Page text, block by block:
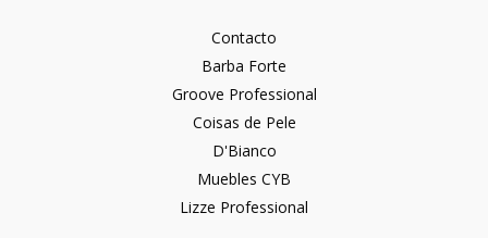
Contacto
Barba Forte
Groove Professional
Coisas de Pele
D'Bianco
Muebles CYB
Lizze Professional